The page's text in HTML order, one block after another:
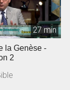
27 min
la Genèse -
2